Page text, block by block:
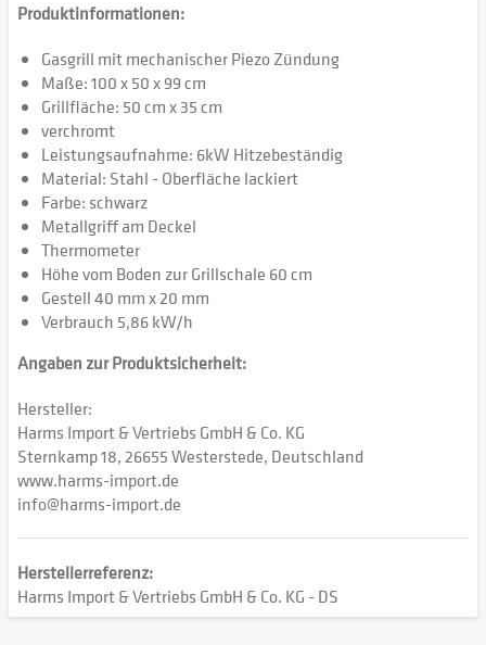
Produktinformationen:
Gasgrill mit mechanischer Piezo Zündung
Maße: 100 x 50 x 99 cm
Grillfläche: 50 cm x 35 cm
verchromt
Leistungsaufnahme: 6kW Hitzebeständig
Material: Stahl - Oberfläche lackiert
Farbe: schwarz
Metallgriff am Deckel
Thermometer
Höhe vom Boden zur Grillschale 60 cm
Gestell 40 mm x 20 mm
Verbrauch 5,86 kW/h
Angaben zur Produktsicherheit:
Hersteller:
Harms Import & Vertriebs GmbH & Co. KG
Sternkamp 18, 26655 Westerstede, Deutschland
www.harms-import.de
info@harms-import.de
Herstellerreferenz:
Harms Import & Vertriebs GmbH & Co. KG - DS